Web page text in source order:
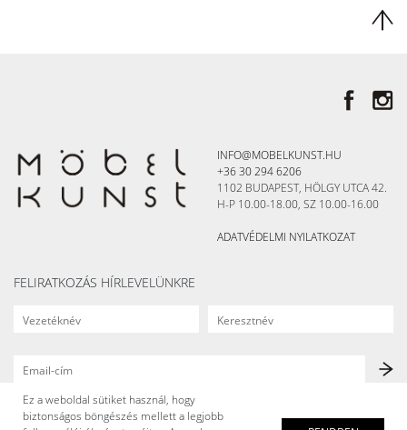
INFO@MOBELKUNST.HU
+36 30 294 6206
1102 BUDAPEST, HÖLGY UTCA 42.
H-P 10.00-18.00, SZ 10.00-16.00
ADATVÉDELMI NYILATKOZAT
FELIRATKOZÁS HÍRLEVELÜNKRE
Ez a weboldal sütiket használ, hogy
biztonságos böngészés mellett a legjobb